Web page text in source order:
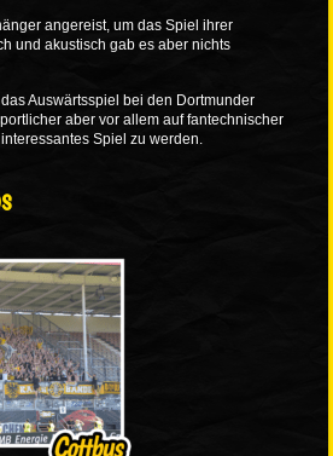
angereist, um das Spiel ihrer
und akustisch gab es aber nichts
Auswärtsspiel bei den Dortmunder
aber vor allem auf fantechnischer
Spiel zu werden.